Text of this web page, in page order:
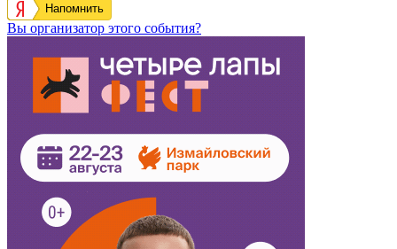
Напомнить
Вы организатор этого события?